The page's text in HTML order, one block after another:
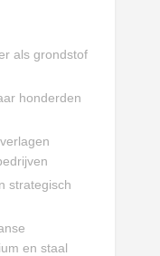
als grondstof
honderden
strategisch
en staal